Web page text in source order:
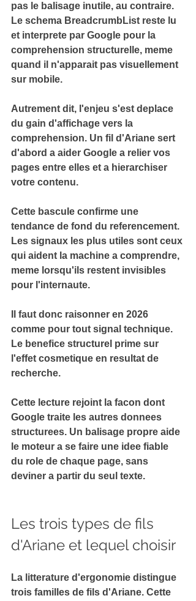
pas le balisage inutile, au contraire.
Le schema BreadcrumbList reste lu
et interprete par Google pour la
comprehension structurelle, meme
quand il n'apparait pas visuellement
sur mobile.
Autrement dit, l'enjeu s'est deplace
du gain d'affichage vers la
comprehension. Un fil d'Ariane sert
d'abord a aider Google a relier vos
pages entre elles et a hierarchiser
votre contenu.
Cette bascule confirme une
tendance de fond du referencement.
Les signaux les plus utiles sont ceux
qui aident la machine a comprendre,
meme lorsqu'ils restent invisibles
pour l'internaute.
Il faut donc raisonner en 2026
comme pour tout signal technique.
Le benefice structurel prime sur
l'effet cosmetique en resultat de
recherche.
Cette lecture rejoint la facon dont
Google traite les autres donnees
structurees. Un balisage propre aide
le moteur a se faire une idee fiable
du role de chaque page, sans
deviner a partir du seul texte.
Les trois types de fils
d'Ariane et lequel choisir
La litterature d'ergonomie distingue
trois familles de fils d'Ariane. Cette